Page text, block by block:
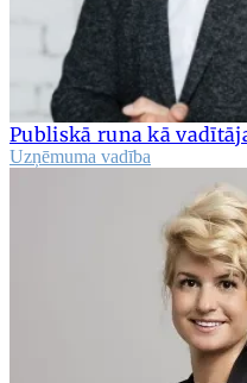
Publiskā runa kā
Uzņēmuma vadība